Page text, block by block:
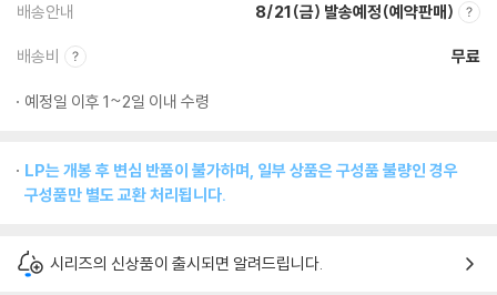
배송안내 8/21(금) 발송예정(예약판매)
배송비 무료
예정일 이후 1~2일 이내 수령
LP는 개봉 후 변심 반품이 불가하며, 일부 상품은 구성품 불량인 경우
구성품만 별도 교환 처리됩니다.
시리즈의 신상품이 출시되면 알려드립니다.